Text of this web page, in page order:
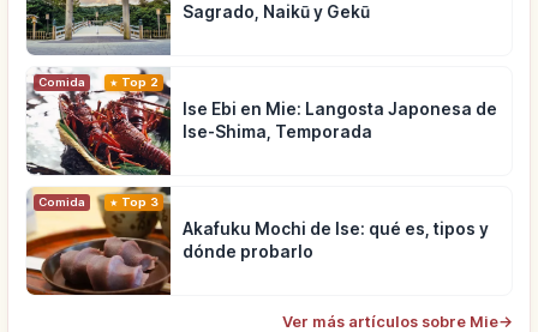
Sagrado, Naikū y Gekū
Comida Top 2
Ise Ebi en Mie: Langosta Japonesa de
Ise-Shima, Temporada
Comida Top 3
Akafuku Mochi de Ise: qué es, tipos y
dónde probarlo
Ver más artículos sobre Mie→